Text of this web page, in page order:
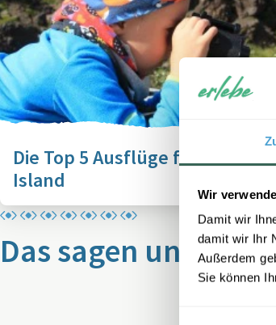
Wir
Damit wir
damit wir Ihr
Außerdem
Sie können
Die Top 5 Ausflüge für
Island
Das sagen unsere